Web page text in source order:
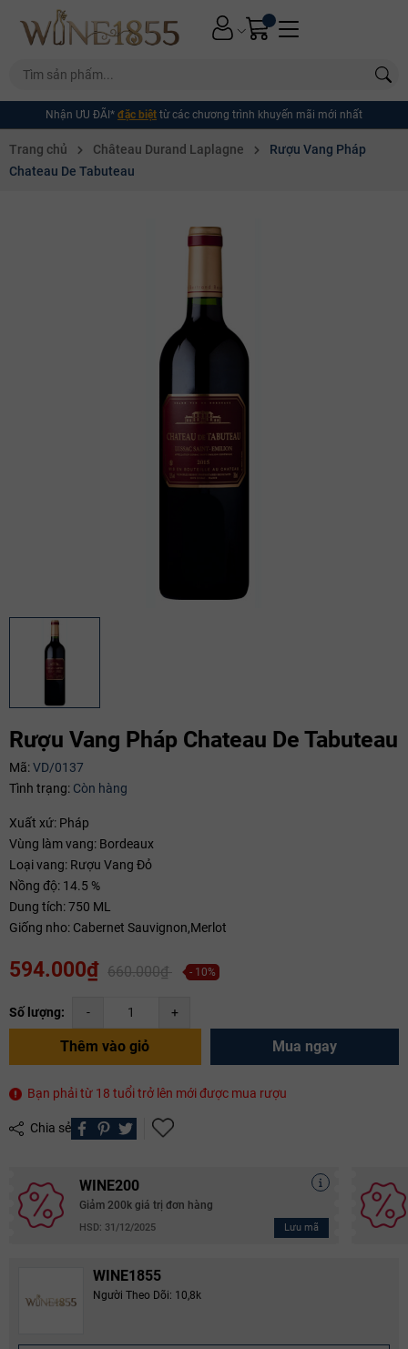
Nhận ƯU ĐÃI* đặc biệt từ các chương trình khuyến mãi mới nhất
Trang chủ Château Durand Laplagne
Rượu Vang Pháp
Chateau De Tabuteau
Rượu Vang Pháp Chateau De Tabuteau
Mã:VD/0137
Tình trạng: Còn hàng
Xuất xứ: Pháp
Vùng làm vang: Bordeaux
Loại vang: Rượu Vang Đỏ
Nồng độ: 14.5 %
Dung tích: 750 ML
Giống nho: Cabernet Sauvignon,Merlot
594.000₫ 660.000₫ - 10%
Số lượng: - +
Thêm vào giỏ Mua ngay
Bạn phải từ 18 tuổi trở lên mới được mua rượu
Chia sẻ
WINE200
Giảm 200k giá trị đơn hàng
HSD: 31/12/2025 Lưu mã
Mã giảm giá:
Ngày hết hạn:
Điều kiện:
WINE1855
Người Theo Dõi: 10,8k